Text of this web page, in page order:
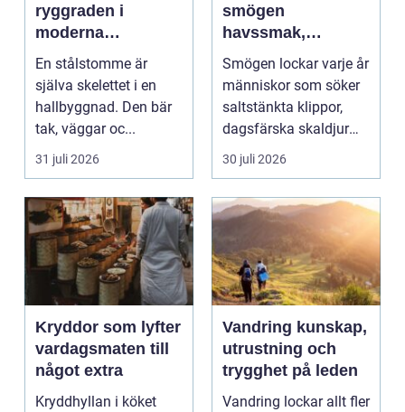
ryggraden i
moderna
hallbyggnader
En stålstomme är
själva skelettet i en
hallbyggnad. Den bär
tak, väggar oc...
31 juli 2026
smögen
havssmak,
småskalighet och
personligt urval
Smögen lockar varje år
människor som söker
saltstänkta klippor,
dagsfärska skaldjur
och genuina smak...
30 juli 2026
Kryddor som lyfter
vardagsmaten till
något extra
Kryddhyllan i köket
Vandring kunskap,
utrustning och
trygghet på leden
Vandring lockar allt fler